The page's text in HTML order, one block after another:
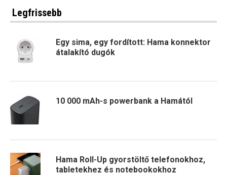
Legfrissebb
Egy sima, egy fordított: Hama konnektor
átalakító dugók
10 000 mAh-s powerbank a Hamától
Hama Roll-Up gyorstöltő telefonokhoz,
tabletekhez és notebookokhoz